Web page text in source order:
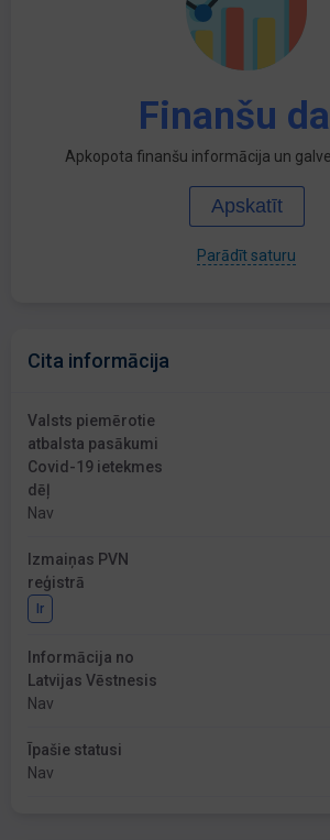
Finanšu
Apkopota finanšu informācija un
Apskatīt
Parādīt saturu
Cita informācija
Valsts piemērotie
atbalsta pasākumi
Covid-19 ietekmes
dēļ
Nav
Izmaiņas PVN
reģistrā
Ir
Informācija no
Latvijas Vēstnesis
Nav
Īpašie statusi
Nav